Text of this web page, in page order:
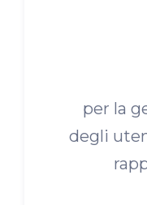
per la
degli